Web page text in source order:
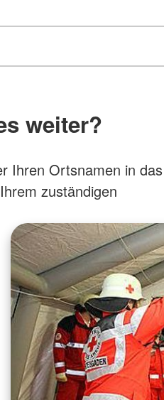
weiter?
Ihren Ortsnamen in
zuständigen